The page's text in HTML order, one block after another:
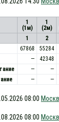
1
(1м)
1
(2м)
1 2
67868 55284
— 42348
— —
— —
08:00
08:00